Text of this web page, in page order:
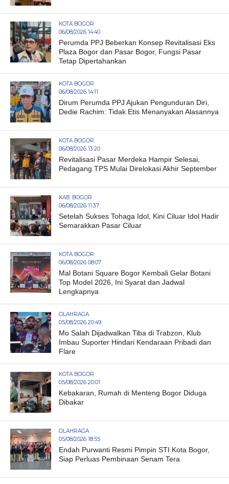
KOTA BOGOR
06/08/2026 14:40
Perumda PPJ Beberkan Konsep Revitalisasi Eks
Plaza Bogor dan Pasar Bogor, Fungsi Pasar
Tetap Dipertahankan
KOTA BOGOR
06/08/2026 14:11
Dirum Perumda PPJ Ajukan Pengunduran Diri,
Dedie Rachim: Tidak Etis Menanyakan Alasannya
KOTA BOGOR
06/08/2026 13:20
Revitalisasi Pasar Merdeka Hampir Selesai,
Pedagang TPS Mulai Direlokasi Akhir September
KAB. BOGOR
06/08/2026 11:37
Setelah Sukses Tohaga Idol, Kini Ciluar Idol Hadir
Semarakkan Pasar Ciluar
KOTA BOGOR
06/08/2026 08:07
Mal Botani Square Bogor Kembali Gelar Botani
Top Model 2026, Ini Syarat dan Jadwal
Lengkapnya
OLAHRAGA
05/08/2026 20:49
Mo Salah Dijadwalkan Tiba di Trabzon, Klub
Imbau Suporter Hindari Kendaraan Pribadi dan
Flare
KOTA BOGOR
05/08/2026 20:01
Kebakaran, Rumah di Menteng Bogor Diduga
Dibakar
OLAHRAGA
05/08/2026 18:55
Endah Purwanti Resmi Pimpin STI Kota Bogor,
Siap Perluas Pembinaan Senam Tera